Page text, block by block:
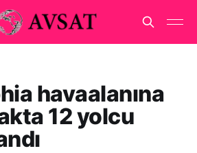
havaalanına
12 yolcu